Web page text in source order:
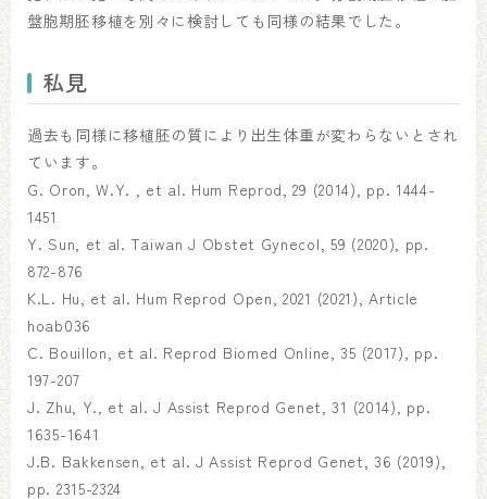
盤胞期胚移植を別々に検討しても同様の結果でした。
私見
過去も同様に移植胚の質により出生体重が変わらないとされ
ています。
G. Oron, W.Y. , et al. Hum Reprod, 29 (2014), pp. 1444-
1451
Y. Sun, et al. Taiwan J Obstet Gynecol, 59 (2020), pp.
872-876
K.L. Hu, et al. Hum Reprod Open, 2021 (2021), Article
hoab036
C. Bouillon, et al. Reprod Biomed Online, 35 (2017), pp.
197-207
J. Zhu, Y., et al. J Assist Reprod Genet, 31 (2014), pp.
1635-1641
J.B. Bakkensen, et al. J Assist Reprod Genet, 36 (2019),
pp. 2315-2324